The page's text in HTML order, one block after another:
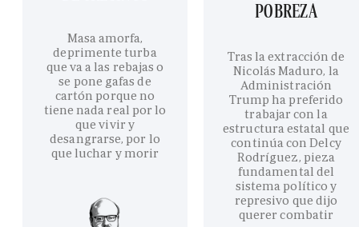
Masa amorfa,
deprimente turba
que va a las rebajas o
se pone gafas de
cartón porque no
tiene nada real por lo
que vivir y
desangrarse, por lo
que luchar y morir
POBREZA
Tras la extracción de
Nicolás Maduro, la
Administración
Trump ha preferido
trabajar con la
estructura estatal que
continúa con Delcy
Rodríguez, pieza
fundamental del
sistema político y
represivo que dijo
querer combatir